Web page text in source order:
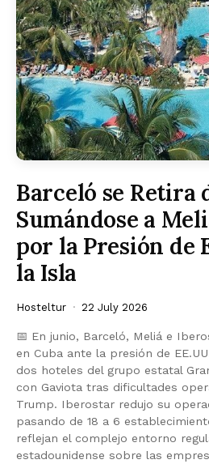
Barceló se Retira
Sumándose a
por la Presión de
la Isla
Hosteltur 22 July 2026
📅 En junio, Barceló, Meliá e
en Cuba ante la presión de
dos hoteles del grupo estatal
con Gaviota tras dificultades
Trump. Iberostar redujo su
pasando de 18 a 6
reflejan el complejo entorno
estadounidense sobre las